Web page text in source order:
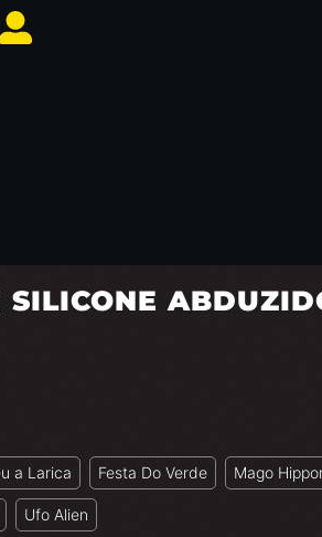
SILICONE
a Larica Festa Do Verde Mago
Ufo Alien